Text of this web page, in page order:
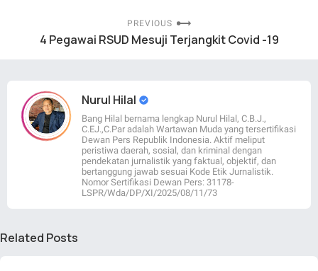
PREVIOUS
4 Pegawai RSUD Mesuji Terjangkit Covid -19
Nurul Hilal
Bang Hilal bernama lengkap Nurul Hilal, C.B.J.,
C.EJ.,C.Par adalah Wartawan Muda yang tersertifikasi
Dewan Pers Republik Indonesia. Aktif meliput
peristiwa daerah, sosial, dan kriminal dengan
pendekatan jurnalistik yang faktual, objektif, dan
bertanggung jawab sesuai Kode Etik Jurnalistik.
Nomor Sertifikasi Dewan Pers: 31178-
LSPR/Wda/DP/XI/2025/08/11/73
Related Posts